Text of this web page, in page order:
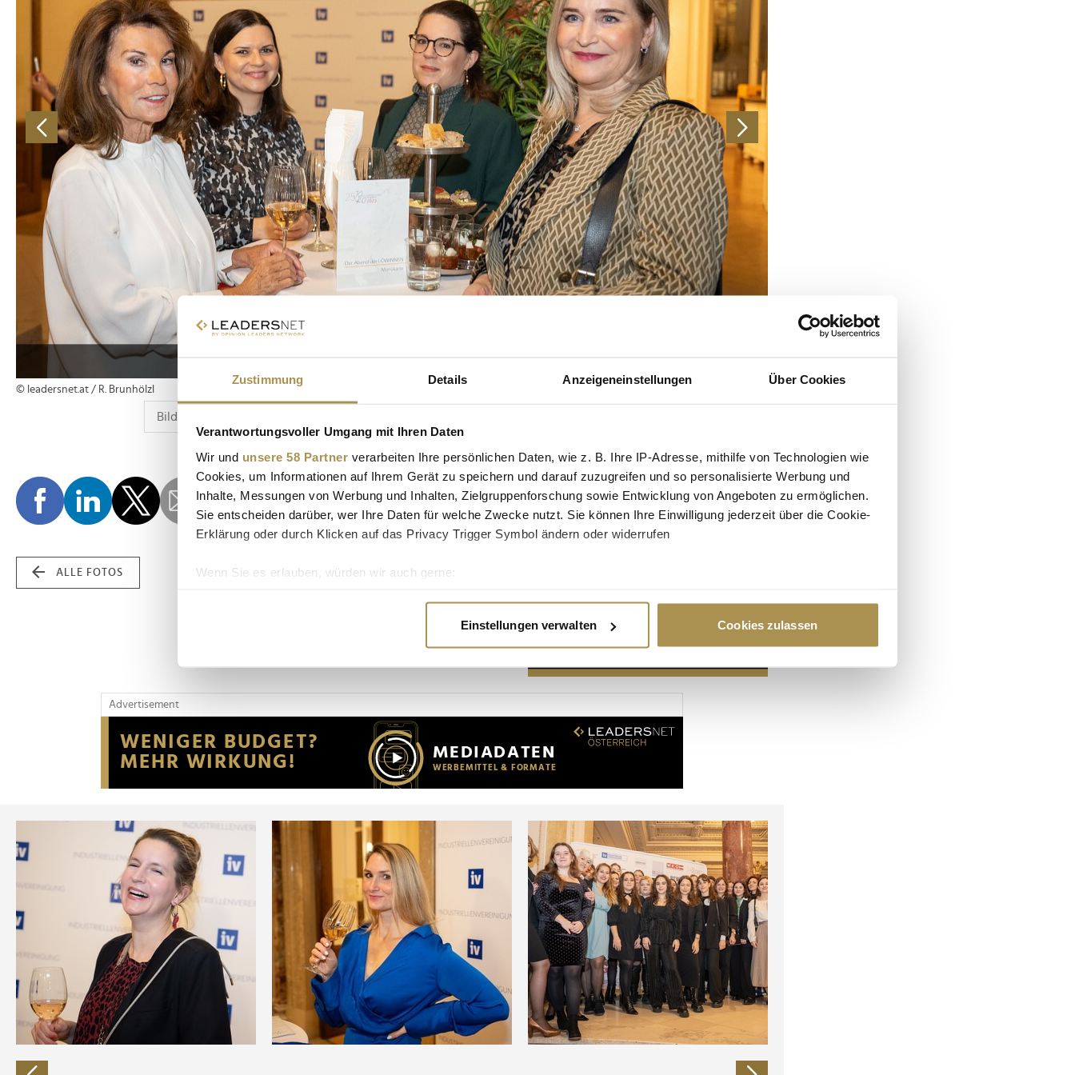
Zustimmung Details Anzeigeneinstellungen Über Cookies
Verantwortungsvoller Umgang mit Ihren Daten
Wir und unsere 58 Partner verarbeiten Ihre persönlichen Daten, wie z. B. Ihre IP-Adresse, mithilfe von Technologien wie
Cookies, um Informationen auf Ihrem Gerät zu speichern und darauf zuzugreifen und so personalisierte Werbung und
Inhalte, Messungen von Werbung und Inhalten, Zielgruppenforschung sowie Entwicklung von Angeboten zu ermöglichen.
Sie entscheiden darüber, wer Ihre Daten für welche Zwecke nutzt. Sie können Ihre Einwilligung jederzeit über die Cookie-
Erklärung oder durch Klicken auf das Privacy Trigger Symbol ändern oder widerrufen
Wenn Sie es erlauben, würden wir auch gerne:
Erfahren Sie mehr darüber, wie Ihre persönlichen Daten verarbeitet werden, und legen Sie Ihre Präferenzen im
Wir verwenden Cookies, um Inhalte und Anzeigen zu personalisieren, Funktionen für soziale Medien anbieten zu können
Website an unsere Partner für soziale Medien, Werbung und Analysen weiter. Unsere Partner führen diese Informationen
möglicherweise mit weiteren Daten zusammen, die Sie ihnen bereitgestellt haben oder die sie im Rahmen Ihrer Nutzung
der Dienste gesammelt haben.
Einstellungen verwalten Cookies zulassen
© leadersnet.at / R. Brunhölzl
ALLE FOTOS
Advertisement
Advertisement